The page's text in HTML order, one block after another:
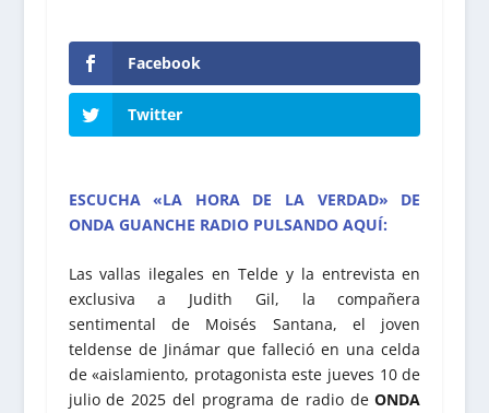
Facebook
Twitter
ESCUCHA «LA HORA DE LA VERDAD» DE
ONDA GUANCHE RADIO PULSANDO AQUÍ:
Las vallas ilegales en Telde y la entrevista en
exclusiva a Judith Gil, la compañera
sentimental de Moisés Santana, el joven
teldense de Jinámar que falleció en una celda
de «aislamiento, protagonista este jueves 10 de
julio de 2025 del programa de radio deONDA